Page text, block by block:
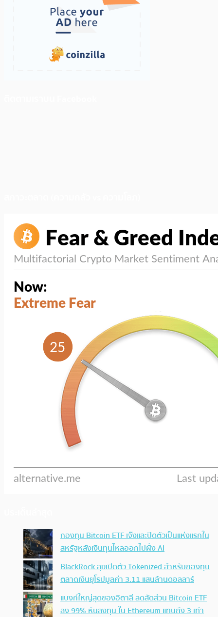
กองทุน Bitcoin ETF เจ๊งและปิดตัวเป็นแห่งแรกใน
สหรัฐหลังเงินทุนไหลออกไปฝั่ง AI
BlackRock ลุยเปิดตัว Tokenized สำหรับกองทุน
ตลาดเงินยุโรปมูลค่า 3.11 แสนล้านดอลลาร์
แบงก์ใหญ่สุดของอิตาลี ลดสัดส่วน Bitcoin ETF
ลง 99% หันลงทุน ใน Ethereum แทนถึง 3 เท่า